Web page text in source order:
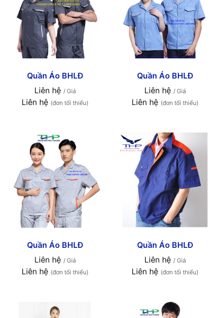
Quần Áo BHLĐ
Liên hệ / Giá
Liên hệ (đơn tối thiểu)
Quần Áo BHLĐ
Liên hệ / Giá
Liên hệ (đơn tối thiểu)
Quần Áo BHLĐ
Liên hệ / Giá
Liên hệ (đơn tối thiểu)
Quần Áo BHLĐ
Liên hệ / Giá
Liên hệ (đơn tối thiểu)